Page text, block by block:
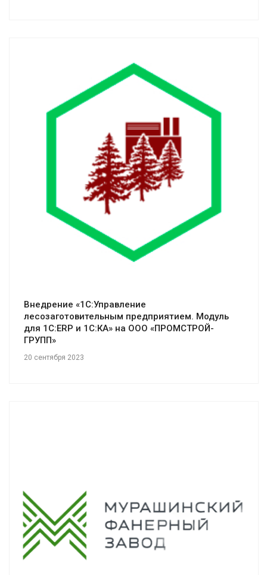
Смотреть проект
Внедрение «1С:Управление
лесозаготовительным предприятием. Модуль
для 1С:ERP и 1С:КА» на ООО «ПРОМСТРОЙ-
ГРУПП»
20 сентября 2023
Смотреть проект